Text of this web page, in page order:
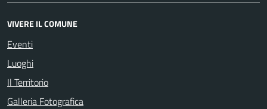
VIVERE IL COMUNE
Eventi
Luoghi
Il Territorio
Galleria Fotografica